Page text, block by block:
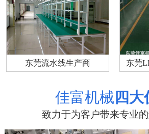
东莞流水线生产商 东莞
佳富机械 四大
致力于为客户带来专业